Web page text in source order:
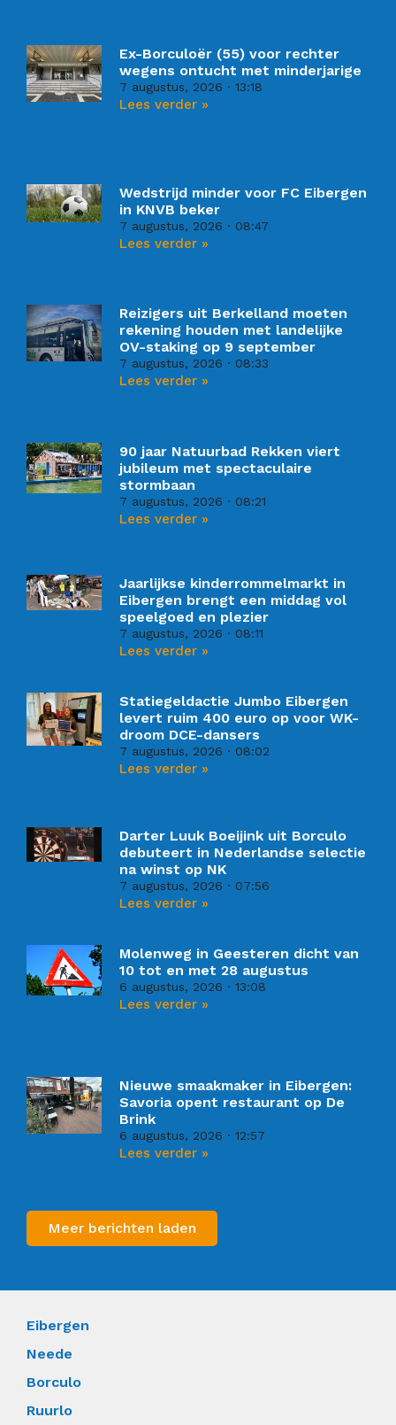
Ex-Borculoër (55) voor rechter
wegens ontucht met minderjarige
7 augustus, 2026 13:18
Lees verder »
Wedstrijd minder voor FC Eibergen
in KNVB beker
7 augustus, 2026 08:47
Lees verder »
Reizigers uit Berkelland moeten
rekening houden met landelijke
OV-staking op 9 september
7 augustus, 2026 08:33
Lees verder »
90 jaar Natuurbad Rekken viert
jubileum met spectaculaire
stormbaan
7 augustus, 2026 08:21
Lees verder »
Jaarlijkse kinderrommelmarkt in
Eibergen brengt een middag vol
speelgoed en plezier
7 augustus, 2026 08:11
Lees verder »
Statiegeldactie Jumbo Eibergen
levert ruim 400 euro op voor WK-
droom DCE-dansers
7 augustus, 2026 08:02
Lees verder »
Darter Luuk Boeijink uit Borculo
debuteert in Nederlandse selectie
na winst op NK
7 augustus, 2026 07:56
Lees verder »
Molenweg in Geesteren dicht van
10 tot en met 28 augustus
6 augustus, 2026 13:08
Lees verder »
Nieuwe smaakmaker in Eibergen:
Savoria opent restaurant op De
Brink
6 augustus, 2026 12:57
Lees verder »
Meer berichten laden
Eibergen
Neede
Borculo
Ruurlo